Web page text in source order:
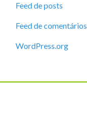
Feed de posts
Feed de comentários
WordPress.org